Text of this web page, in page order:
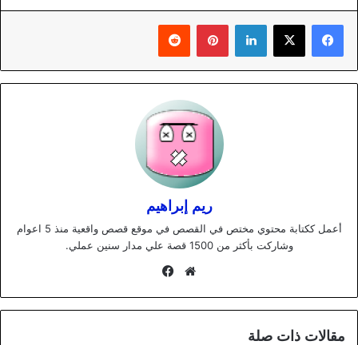
لينكدإن بينتيريست
ريم إبراهيم
أعمل ككتابة محتوي مختص في القصص في موقع قصص واقعية منذ 5 اعوام
وشاركت بأكثر من 1500 قصة علي مدار سنين عملي.
موقع
مقالات ذات صلة